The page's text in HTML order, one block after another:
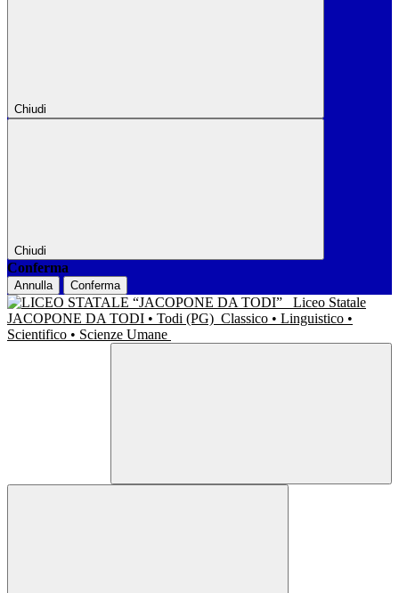
Chiudi
Chiudi
Conferma
Annulla Conferma
Liceo Statale
JACOPONE DA TODI • Todi (PG) Classico • Linguistico •
Scientifico • Scienze Umane